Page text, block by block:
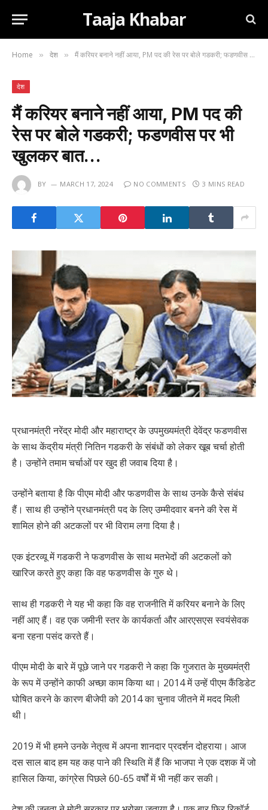
Taaja Khabar
Home » देश » मैं करियर बनाने नहीं आया, PM पद की रेस पर बोले गडकरी; फडणवीस पर भी खुलकर बात…
देश
मैं करियर बनाने नहीं आया, PM पद की
रेस पर बोले गडकरी; फडणवीस पर भी
खुलकर बात…
BY MARCH 17, 2024 NO COMMENTS 3 MINS READ
प्रधानमंत्री नरेंद्र मोदी और महाराष्ट्र के उपमुख्यमंत्री देवेंद्र फडणवीस
के साथ केंद्रीय मंत्री नितिन गडकरी के संबंधों को लेकर खूब चर्चा होती
है। उन्होंने तमाम चर्चाओं पर खुद ही जवाब दिया है।
उन्होंने बताया है कि पीएम मोदी और फडणवीस के साथ उनके कैसे संबंध
हैं। साथ ही उन्होंने प्रधानमंत्री पद के लिए उम्मीदवार बनने की रेस में
शामिल होने की अटकलों पर भी विराम लगा दिया है।
एक इंटरव्यू में गडकरी ने फडणवीस के साथ मतभेदों की अटकलों को
खारिज करते हुए कहा कि वह फडणवीस के गुरु थे।
साथ ही गडकरी ने यह भी कहा कि वह राजनीति में करियर बनाने के लिए
नहीं आए हैं। वह एक जमीनी स्तर के कार्यकर्ता और आरएसएस स्वयंसेवक
बना रहना पसंद करते हैं।
पीएम मोदी के बारे में पूछे जाने पर गडकरी ने कहा कि गुजरात के मुख्यमंत्री
के रूप में उन्होंने काफी अच्छा काम किया था। 2014 में उन्हें पीएम कैंडिडेट
घोषित करने के कारण बीजेपी को 2014 का चुनाव जीतने में मदद मिली
थी।
2019 में भी हमने उनके नेतृत्व में अपना शानदार प्रदर्शन दोहराया। आज
दस साल बाद हम यह कह पाने की स्थिति में हैं कि भाजपा ने एक दशक में जो
हासिल किया, कांग्रेस पिछले 60-65 वर्षों में भी नहीं कर सकी।